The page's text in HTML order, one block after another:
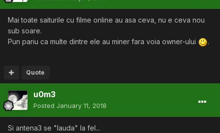
Mai toate saiturile cu filme online au asa ceva, nu e ceva nou
sub soare.
Pun pariu ca multe dintre ele au miner fara voia owner-ului
.
Quote
u0m3
Posted January 11, 2018
Si antena3 se "lauda" la fel...